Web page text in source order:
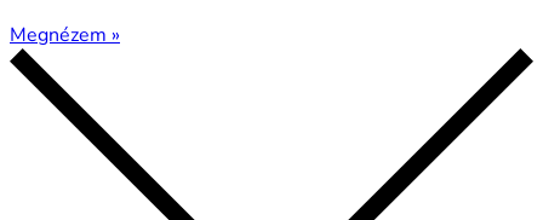
Megnézem »